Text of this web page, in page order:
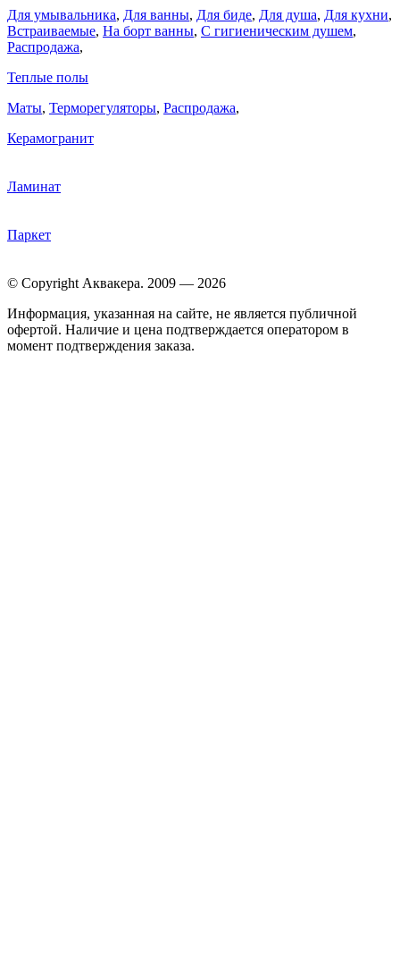
Для умывальника, Для ванны, Для биде, Для душа, Для кухни,
Встраиваемые, На борт ванны, C гигиеническим душем,
Распродажа,
Теплые полы
Маты, Терморегуляторы, Распродажа,
Керамогранит
Ламинат
Паркет
© Copyright Аквакера. 2009 — 2026
Информация, указанная на сайте, не является публичной
офертой. Наличие и цена подтверждается оператором в
момент подтверждения заказа.